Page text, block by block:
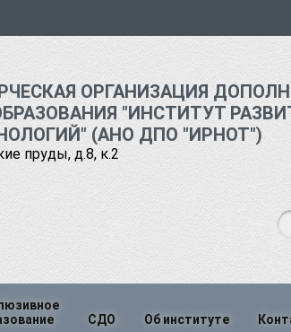
ОРГАНИЗАЦИЯ
"ИНСТИТУТ
(АНО ДПО "ИРНОТ")
пруды, д.8, к.2
СДО Об институте